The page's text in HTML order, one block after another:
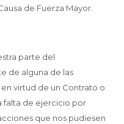
de Fuerza Mayor.
parte del
de alguna de las
virtud de un Contrato o
falta de ejercicio por
que nos pudiesen